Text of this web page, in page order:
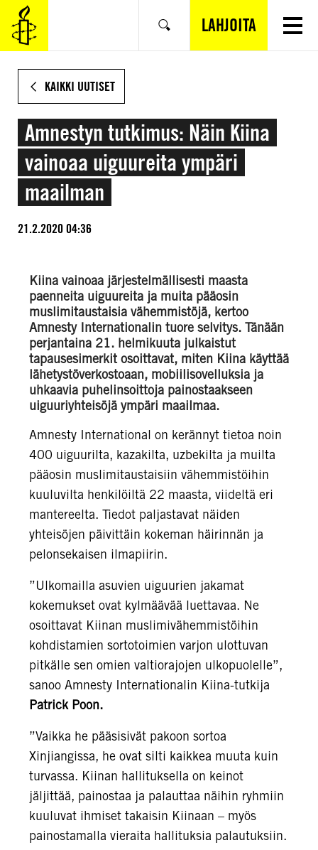
SIIRRY
VARSINAISEEN
SISÄLTÖÖN
Hae LAHJOITA
KAIKKI UUTISET
Amnestyn tutkimus: Näin Kiina
vainoaa uiguureita ympäri
maailman
21.2.2020 04:36
Kiina vainoaa järjestelmällisesti maasta
paenneita uiguureita ja muita pääosin
muslimitaustaisia vähemmistöjä, kertoo
Amnesty Internationalin tuore selvitys. Tänään
perjantaina 21. helmikuuta julkaistut
tapausesimerkit osoittavat, miten Kiina käyttää
lähetystöverkostoaan, mobiilisovelluksia ja
uhkaavia puhelinsoittoja painostaakseen
uiguuriyhteisöjä ympäri maailmaa.
Amnesty International on kerännyt tietoa noin
400 uiguurilta, kazakilta, uzbekilta ja muilta
pääosin muslimitaustaisiin vähemmistöihin
kuuluvilta henkilöiltä 22 maasta, viideltä eri
mantereelta. Tiedot paljastavat näiden
yhteisöjen päivittäin kokeman häirinnän ja
pelonsekaisen ilmapiirin.
”Ulkomailla asuvien uiguurien jakamat
kokemukset ovat kylmäävää luettavaa. Ne
osoittavat Kiinan muslimivähemmistöihin
kohdistamien sortotoimien varjon ulottuvan
pitkälle sen omien valtiorajojen ulkopuolelle”,
sanoo Amnesty Internationalin Kiina-tutkija
Patrick Poon.
”Vaikka he pääsisivät pakoon sortoa
Xinjiangissa, he ovat silti kaikkea muuta kuin
turvassa. Kiinan hallituksella on keinot
jäljittää, painostaa ja palauttaa näihin ryhmiin
kuuluvat ihmiset takaisin Kiinaan – myös
painostamalla vieraita hallituksia palautuksiin.